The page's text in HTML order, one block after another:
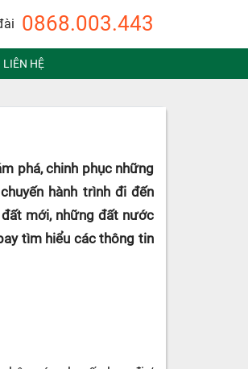
0868.003.443
LIÊN HỆ
phá, chinh phục những
hành trình đi đến
đất mới, những đất nước
tìm hiểu các thông tin